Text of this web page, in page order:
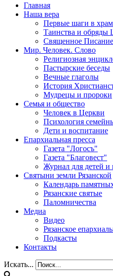
Главная
Наша вера
Первые шаги в
Таинства и обряды
Священное Писание
Мир. Человек. Слово
Религиозная
Пастырские беседы
Вечные глаголы
История
Мудрецы и пророки
Семья и общество
Человек в Церкви
Психология
Дети и воспитание
Епархиальная пресса
Газета "Логосъ"
Газета "Благовест"
Журнал для детей
Святыни земли Рязанской
Календарь
Рязанские святые
Паломничества
Медиа
Видео
Рязанское
Подкасты
Контакты
Искать...